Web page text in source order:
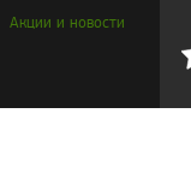
Акции и новости